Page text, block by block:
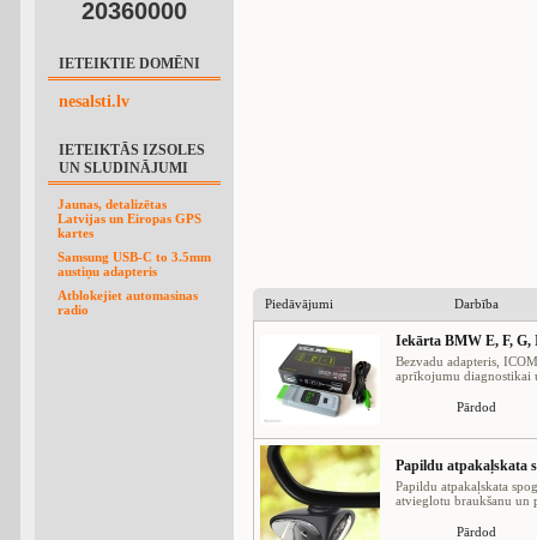
20360000
IETEIKTIE DOMĒNI
nesalsti.lv
IETEIKTĀS IZSOLES
UN SLUDINĀJUMI
Jaunas, detalizētas
Latvijas un Eiropas GPS
kartes
Samsung USB-C to 3.5mm
austiņu adapteris
Atblokejiet automasinas
radio
Piedāvājumi Darbība
Iekārta BMW E, F, G,
Bezvadu adapteris,
aprīkojumu diagnostikai
Pārdod
Papildu atpakaļskata
Papildu atpakaļskata
atvieglotu braukšanu un
Pārdod